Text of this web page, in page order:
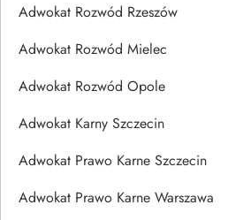
Adwokat Rozwód Rzeszów
Adwokat Rozwód Mielec
Adwokat Rozwód Opole
Adwokat Karny Szczecin
Adwokat Prawo Karne Szczecin
Adwokat Prawo Karne Warszawa